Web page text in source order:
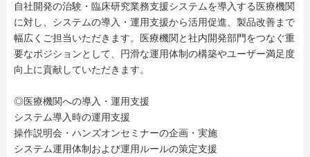
自社開発の治験・臨床研究業務支援システムを導入する医療機関
に対し、システムの導入・運用支援から活用促進、製品改善まで
幅広くご担当いただきます。医療機関と社内開発部門をつなぐ重
要なポジションとして、円滑な運用体制の構築やユーザー満足度
向上に貢献していただきます。
◎医療機関への導入・運用支援
システム導入時の運用支援
操作説明会・ハンズオンセミナーの企画・実施
システム運用体制および運用ルールの策定支援